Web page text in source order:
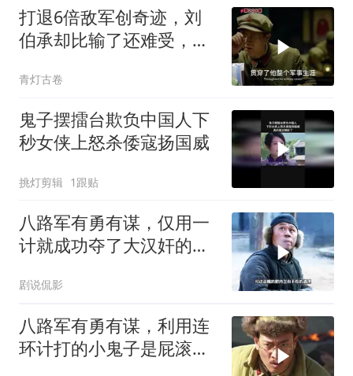
打退6倍敌军创奇迹，刘
伯承却比输了还难受，对
青灯古卷
鬼子摆擂台欺负中国人下
秒女侠上怒杀倭寇扬国威
挑灯剪辑 1跟贴
八路军有勇有谋，仅用一
计就成功夺了大汉奸的配
剧说侃影
八路军有勇有谋，利用连
环计打的小鬼子是屁滚尿